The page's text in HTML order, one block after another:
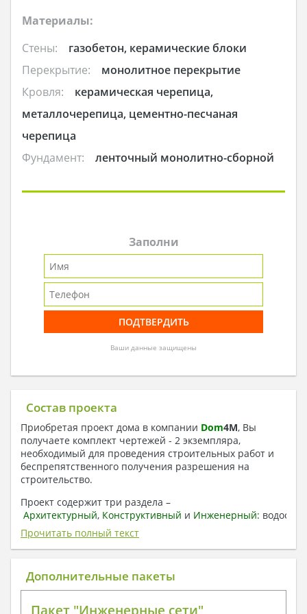
Материалы:
Стены:
газобетон, керамические блоки
Перекрытие:
монолитное перекрытие
Кровля:
керамическая черепица,
металлочерепица, цементно-песчаная
черепица
Фундамент:
ленточный монолитно-сборной
Заполни
Ваши данные защищены
Состав проекта
Приобретая проект дома в компании Dom4M, Вы
получаете комплект чертежей - 2 экземпляра,
необходимый для проведения строительных работ и
беспрепятственного получения разрешения на
строительство.
Проект содержит три раздела –
Архитектурный, Конструктивный и Инженерный:
отопление, вентиляция, канализация,
электроснабжение (приобретается за дополнительную
плату) + Пояснительная записка.
1. Архитектурный раздел:
Прочитать полный текст
Дополнительные пакеты
Пакет "Инженерные сети"